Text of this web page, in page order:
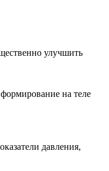
улучшить
на теле
давления,